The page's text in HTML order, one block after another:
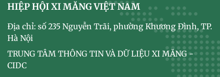
HIỆP HỘI XI MĂNG VIỆT NAM
Địa chỉ: số 235 Nguyễn Trãi, phường Khương Đình, TP.
Hà Nội
TRUNG TÂM THÔNG TIN VÀ DỮ LIỆU XI MĂNG -
CIDC